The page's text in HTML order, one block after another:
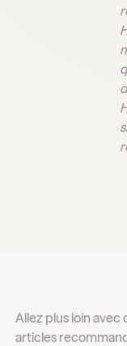
Allez plus loin avec
articles